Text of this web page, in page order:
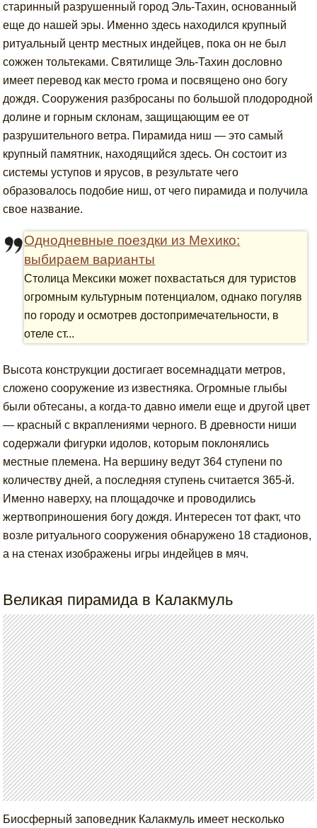
старинный разрушенный город Эль-Тахин, основанный
еще до нашей эры. Именно здесь находился крупный
ритуальный центр местных индейцев, пока он не был
сожжен тольтеками. Святилище Эль-Тахин дословно
имеет перевод как место грома и посвящено оно богу
дождя. Сооружения разбросаны по большой плодородной
долине и горным склонам, защищающим ее от
разрушительного ветра. Пирамида ниш — это самый
крупный памятник, находящийся здесь. Он состоит из
системы уступов и ярусов, в результате чего
образовалось подобие ниш, от чего пирамида и получила
свое название.
Однодневные поездки из Мехико:
выбираем варианты
Столица Мексики может похвастаться для туристов
огромным культурным потенциалом, однако погуляв
по городу и осмотрев достопримечательности, в
отеле ст...
Высота конструкции достигает восемнадцати метров,
сложено сооружение из известняка. Огромные глыбы
были обтесаны, а когда-то давно имели еще и другой цвет
— красный с вкраплениями черного. В древности ниши
содержали фигурки идолов, которым поклонялись
местные племена. На вершину ведут 364 ступени по
количеству дней, а последняя ступень считается 365-й.
Именно наверху, на площадочке и проводились
жертвоприношения богу дождя. Интересен тот факт, что
возле ритуального сооружения обнаружено 18 стадионов,
а на стенах изображены игры индейцев в мяч.
Великая пирамида в Калакмуль
Биосферный заповедник Калакмуль имеет несколько